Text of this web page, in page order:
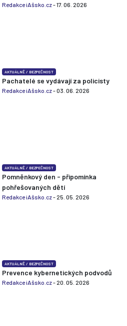
Redakce iAšsko.cz- 17. 06. 2026
AKTUÁLNĚ / BEZPEČNOST
Pachatelé se vydávají za policisty
Redakce iAšsko.cz- 03. 06. 2026
AKTUÁLNĚ / BEZPEČNOST
Pomněnkový den - připomínka
pohřešovaných dětí
Redakce iAšsko.cz- 25. 05. 2026
AKTUÁLNĚ / BEZPEČNOST
Prevence kybernetických podvodů
Redakce iAšsko.cz- 20. 05. 2026